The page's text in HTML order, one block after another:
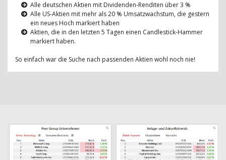
Alle deutschen Aktien mit Dividenden-Renditen über 3 %
Alle US-Aktien mit mehr als 20 % Umsatzwachstum, die gestern
ein neues Hoch markiert haben
Aktien, die in den letzten 5 Tagen einen Candlestick-Hammer
markiert haben.
So einfach war die Suche nach passenden Aktien wohl noch nie!